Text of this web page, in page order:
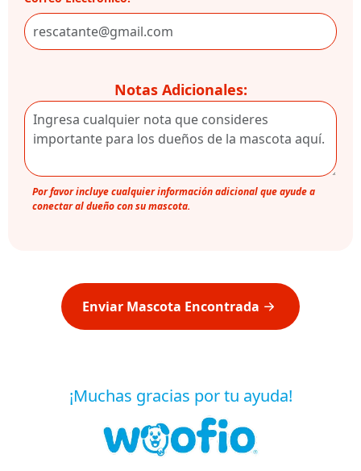
Notas Adicionales:
Por favor incluye cualquier información adicional que ayude a
conectar al dueño con su mascota.
Enviar Mascota Encontrada
¡Muchas gracias por tu ayuda!